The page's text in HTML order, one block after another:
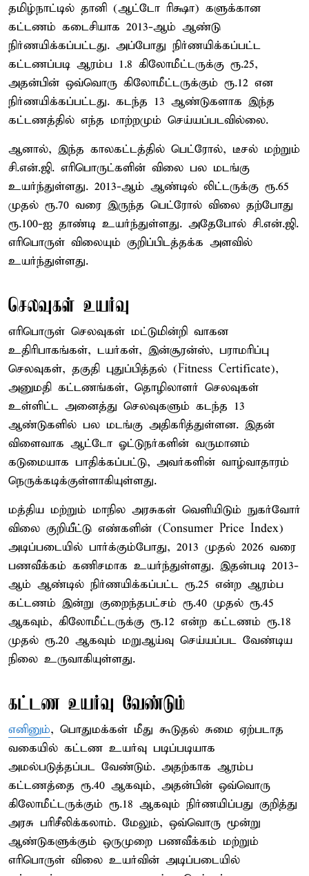
தமிழ்நாட்டில் தானி (ஆட்டோ ரிக்ஷா) களுக்கான
கட்டணம் கடைசியாக 2013-ஆம் ஆண்டு
நிர்ணயிக்கப்பட்டது. அப்போது நிர்ணயிக்கப்பட்ட
கட்டணப்படி ஆரம்ப 1.8 கிலோமீட்டருக்கு ரூ.25,
அதன்பின் ஒவ்வொரு கிலோமீட்டருக்கும் ரூ.12 என
நிர்ணயிக்கப்பட்டது. கடந்த 13 ஆண்டுகளாக இந்த
கட்டணத்தில் எந்த மாற்றமும் செய்யப்படவில்லை.
ஆனால், இந்த காலகட்டத்தில் பெட்ரோல், டீசல் மற்றும்
சி.என்.ஜி. எரிபொருட்களின் விலை பல மடங்கு
உயர்ந்துள்ளது. 2013-ஆம் ஆண்டில் லிட்டருக்கு ரூ.65
முதல் ரூ.70 வரை இருந்த பெட்ரோல் விலை தற்போது
ரூ.100-ஐ தாண்டி உயர்ந்துள்ளது. அதேபோல் சி.என்.ஜி.
எரிபொருள் விலையும் குறிப்பிடத்தக்க அளவில்
உயர்ந்துள்ளது.
செலவுகள் உயர்வு
எரிபொருள் செலவுகள் மட்டுமின்றி வாகன
உதிரிபாகங்கள், டயர்கள், இன்சூரன்ஸ், பராமரிப்பு
செலவுகள், தகுதி புதுப்பித்தல் (Fitness Certificate),
அனுமதி கட்டணங்கள், தொழிலாளர் செலவுகள்
உள்ளிட்ட அனைத்து செலவுகளும் கடந்த 13
ஆண்டுகளில் பல மடங்கு அதிகரித்துள்ளன. இதன்
விளைவாக ஆட்டோ ஓட்டுநர்களின் வருமானம்
கடுமையாக பாதிக்கப்பட்டு, அவர்களின் வாழ்வாதாரம்
நெருக்கடிக்குள்ளாகியுள்ளது.
மத்திய மற்றும் மாநில அரசுகள் வெளியிடும் நுகர்வோர்
விலை குறியீட்டு எண்களின் (Consumer Price Index)
அடிப்படையில் பார்க்கும்போது, 2013 முதல் 2026 வரை
பணவீக்கம் கணிசமாக உயர்ந்துள்ளது. இதன்படி 2013-
ஆம் ஆண்டில் நிர்ணயிக்கப்பட்ட ரூ.25 என்ற ஆரம்ப
கட்டணம் இன்று குறைந்தபட்சம் ரூ.40 முதல் ரூ.45
ஆகவும், கிலோமீட்டருக்கு ரூ.12 என்ற கட்டணம் ரூ.18
முதல் ரூ.20 ஆகவும் மறுஆய்வு செய்யப்பட வேண்டிய
நிலை உருவாகியுள்ளது.
கட்டண உயர்வு வேண்டும்
எனினும், பொதுமக்கள் மீது கூடுதல் சுமை ஏற்படாத
வகையில் கட்டண உயர்வு படிப்படியாக
அமல்படுத்தப்பட வேண்டும். அதற்காக ஆரம்ப
கட்டணத்தை ரூ.40 ஆகவும், அதன்பின் ஒவ்வொரு
கிலோமீட்டருக்கும் ரூ.18 ஆகவும் நிர்ணயிப்பது குறித்து
அரசு பரிசீலிக்கலாம். மேலும், ஒவ்வொரு மூன்று
ஆண்டுகளுக்கும் ஒருமுறை பணவீக்கம் மற்றும்
எரிபொருள் விலை உயர்வின் அடிப்படையில்